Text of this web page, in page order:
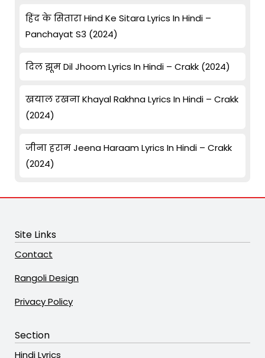
हिंद के सितारा Hind Ke Sitara Lyrics In Hindi –
Panchayat S3 (2024)
दिल झूम Dil Jhoom Lyrics In Hindi – Crakk (2024)
खयाल रखना Khayal Rakhna Lyrics In Hindi – Crakk
(2024)
जीना हराम Jeena Haraam Lyrics In Hindi – Crakk
(2024)
Site Links
Contact
Rangoli Design
Privacy Policy
Section
Hindi Lyrics